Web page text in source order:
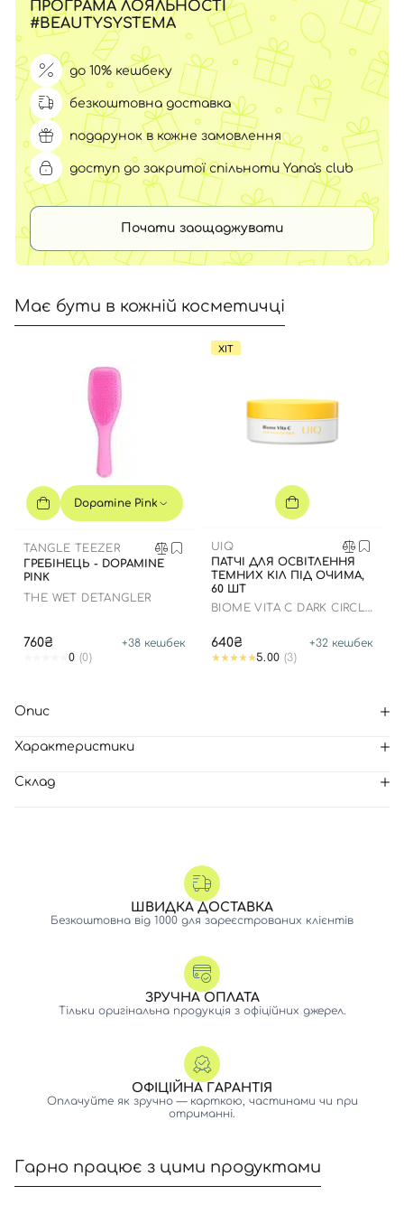
ПРОГРАМА ЛОЯЛЬНОСТІ
#BEAUTYSYSTEMA
до 10% кешбеку
безкоштовна доставка
подарунок в кожне замовлення
доступ до закритої спільноти Yana's club
Почати заощаджувати
Має бути в кожній косметичці
Dopamine Pink
TANGLE TEEZER
ГРЕБІНЕЦЬ - DOPAMINE
PINK
THE WET DETANGLER
760₴ +38 кешбек
0 (0)
ХІТ
UIQ
ПАТЧІ ДЛЯ ОСВІТЛЕННЯ
ТЕМНИХ КІЛ ПІД ОЧИМА,
60 ШТ
BIOME VITA C DARK CIRCLE
640₴ +32 кешбек
5.00 (3)
Опис
Характеристики
Склад
ШВИДКА ДОСТАВКА
Безкоштовна від 1000 для зареєстрованих клієнтів
ЗРУЧНА ОПЛАТА
Тільки оригінальна продукція з офіційних джерел.
ОФІЦІЙНА ГАРАНТІЯ
Оплачуйте як зручно — карткою, частинами чи при
отриманні.
Гарно працює з цими продуктами